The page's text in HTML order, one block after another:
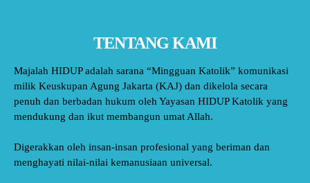
TENTANG KAMI
Majalah HIDUP adalah sarana “Mingguan Katolik” komunikasi
milik Keuskupan Agung Jakarta (KAJ) dan dikelola secara
penuh dan berbadan hukum oleh Yayasan HIDUP Katolik yang
mendukung dan ikut membangun umat Allah.
Digerakkan oleh insan-insan profesional yang beriman dan
menghayati nilai-nilai kemanusiaan universal.